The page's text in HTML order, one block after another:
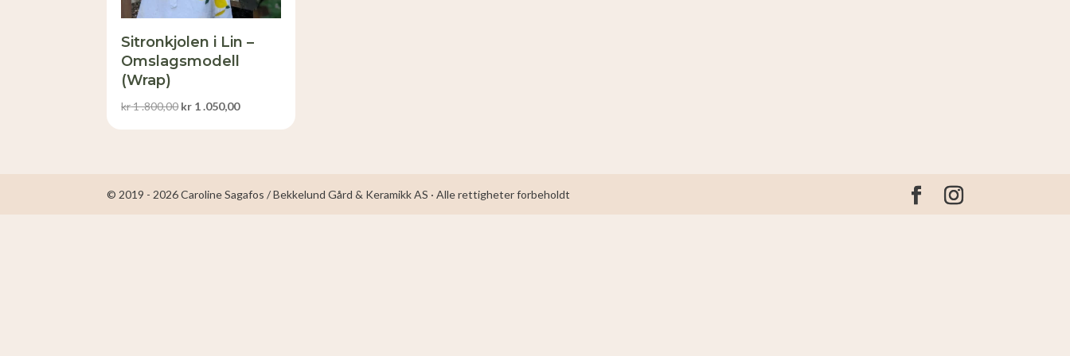
Sitronkjolen i Lin –
Omslagsmodell
(Wrap)
kr1 .800,00 Opprinnelig
kr 1 .050,00Nåværende
© 2019 - 2026 Caroline Sagafos / Bekkelund Gård & Keramikk AS · Alle rettigheter forbeholdt